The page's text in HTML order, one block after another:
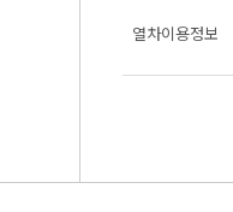
열차이용정보